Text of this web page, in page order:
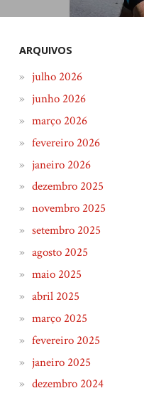
ARQUIVOS
julho 2026
junho 2026
março 2026
fevereiro 2026
janeiro 2026
dezembro 2025
novembro 2025
setembro 2025
agosto 2025
maio 2025
abril 2025
março 2025
fevereiro 2025
janeiro 2025
dezembro 2024